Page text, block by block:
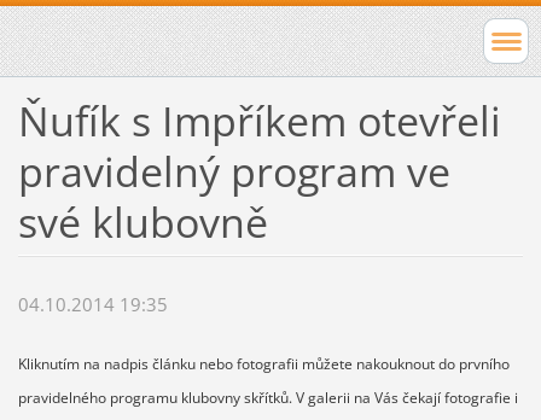
Ňufík s Impříkem otevřeli
pravidelný program ve
své klubovně
04.10.2014 19:35
Kliknutím na nadpis článku nebo fotografii můžete nakouknout do prvního
pravidelného programu klubovny skřítků. V galerii na Vás čekají fotografie i